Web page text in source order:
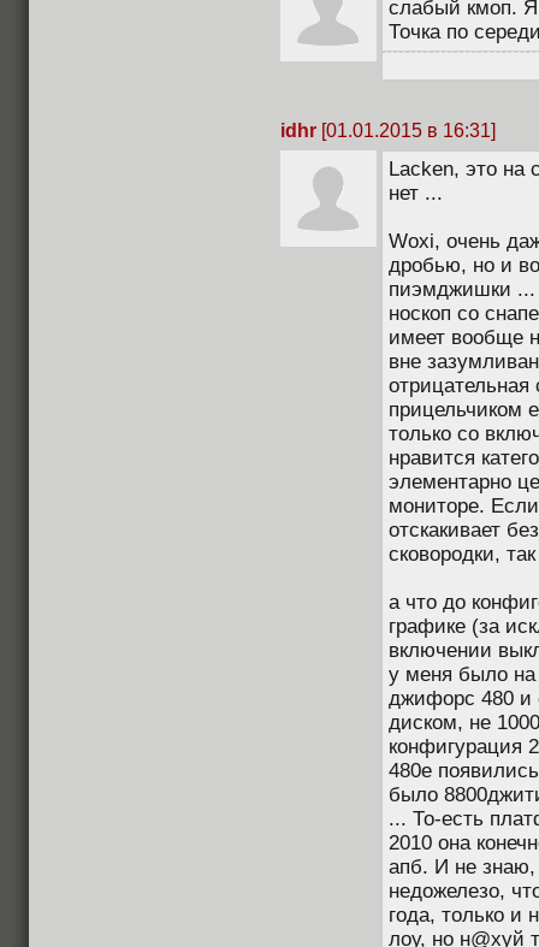
слабый кмоп. Я
Точка по
idhr [01.01.2015 в 16:31]
Lacken, это на
нет ...
Woxi, очень
дробью, но и
пиэмджишки ...
носкоп со
имеет вообще
вне
прицельчиком
только со
нравится
элементарно
мониторе.
отскакивает
сковородки,
а что до
графике (за
включении
у меня было на
джифорс 480 и
диском, не
конфигурация
480е
было
... То-есть
2010 она
апб. И не знаю,
недожелезо,
года, только и
лоу, но н@хуй